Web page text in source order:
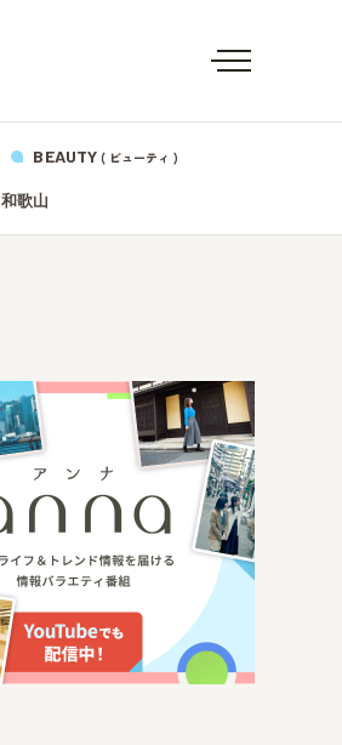
BEAUTY ( ビューティ )
和歌山